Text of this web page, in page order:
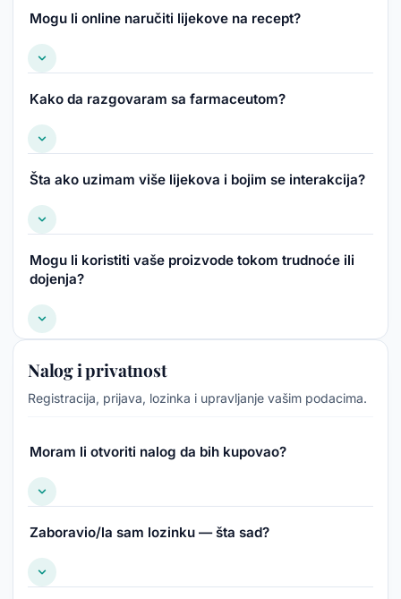
Mogu li online naručiti lijekove na recept?
Kako da razgovaram sa farmaceutom?
Šta ako uzimam više lijekova i bojim se interakcija?
Mogu li koristiti vaše proizvode tokom trudnoće ili
dojenja?
Nalog i privatnost
Registracija, prijava, lozinka i upravljanje vašim podacima.
Moram li otvoriti nalog da bih kupovao?
Zaboravio/la sam lozinku — šta sad?